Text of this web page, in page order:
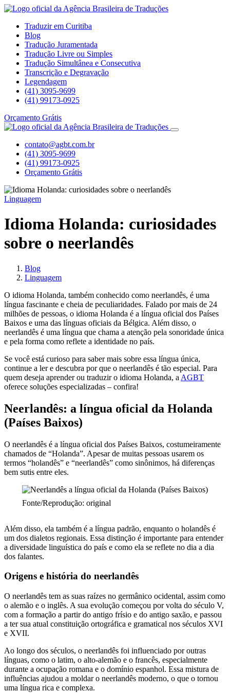
Traduzir em Curitiba
Blog
Tradução Juramentada
Tradução Livre ou Simples
Tradução Simultânea e Consecutiva
Transcrição e Degravação
Legendagem
(41) 3095-9699
(41) 99173-0925
Orçamento Grátis
contato@agbt.com.br
(41) 3095-9699
(41) 99173-0925
Orçamento Grátis
Linguagem
Idioma Holanda: curiosidades
sobre o neerlandês
Blog
Linguagem
O idioma Holanda, também conhecido como neerlandês, é uma
língua fascinante e cheia de peculiaridades. Falado por mais de 24
milhões de pessoas, o idioma Holanda é a língua oficial dos Países
Baixos e uma das línguas oficiais da Bélgica. Além disso, o
neerlandês é uma língua que chama a atenção pela sonoridade única
e pela forma como reflete a identidade no país.
Se você está curioso para saber mais sobre essa língua única,
continue a ler e descubra por que o neerlandês é tão especial. Para
quem deseja aprender ou traduzir o idioma Holanda, a AGBT
oferece soluções especializadas – confira!
Neerlandês: a língua oficial da Holanda
(Países Baixos)
O neerlandês é a língua oficial dos Países Baixos, costumeiramente
chamados de “Holanda”. Apesar de muitas pessoas usarem os
termos “holandês” e “neerlandês” como sinônimos, há diferenças
bem sutis entre eles.
Fonte/Reprodução: original
Além disso, ela também é a língua padrão, enquanto o holandês é
um dos dialetos regionais. Essa distinção é importante para entender
a diversidade linguística do país e como ela se reflete no dia a dia
dos falantes.
Origens e história do neerlandês
O neerlandês tem as suas raízes no germânico ocidental, assim como
o alemão e o inglês. A sua evolução começou por volta do século V,
com a formação a partir do antigo frísio e do antigo saxão, e passou
a ter sua atual constituição ortográfica e gramatical nos séculos XVI
e XVII.
Ao longo dos séculos, o neerlandês foi influenciado por outras
línguas, como o latim, o alto-alemão e o francês, especialmente
durante a ocupação romana e o domínio espanhol. Essa mistura de
influências ajudou a moldar o neerlandês moderno, o que o tornou
uma língua rica e complexa.